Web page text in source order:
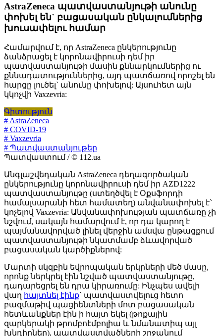
AstraZeneca պատվաստանյութի անունը
փոխել են` բացասական ընկալումներից
խուսափելու համար
Համարվում է, որ AstraZeneca ընկերությունը
ձանձրացել է կորոնավիրուսի դեմ իր
պատվաստանյութի մասին քննարկումներից ու
քննադատություններից, այդ պատճառով որոշել են
հարցը լուծել` անունը փոխելով: Այսուհետ այն
կկոչվի Vaxzevria:
Գիտություն
# AstraZeneca
# COVID-19
# Vaxzevria
# Պատվաստանյութեր
Պատվաստում / © 112.ua
Անգլաշվեդական AstraZeneca դեղագործական
ընկերությունը կորոնավիրուսի դեմ իր AZD1222
պատվաստանյութը (ստեղծվել է Օքսֆորդի
համալսարանի հետ համատեղ) անվանափոխել է`
կոչելով Vaxzevria: Անվանափոխության պատճառը չի
նշվում, սակայն համարվում է, որ դա կարող է
պայմանավորված լինել վերջին ամսվա ընթացքում
պատվաստանյութի նկատմամբ ձևավորված
բացասական կարծիքներով:
Մարտի սկզբին եվրոպական երկրների մեծ մասը,
որոնք ներկրել էին նշված պատվաստանյութը,
դադարեցրել են դրա կիրառումը: Ինչպես ավելի
վաղ հայտնել էինք` պատվաստվելուց հետո
բազմաթիվ պացիենտների մոտ բացասական
հետևանքներ էին ի հայտ եկել (թոքային
զարկերակի թրոմբոէմբոլիա և նմանատիպ այլ
խնդիրներ), պատվաստվածների շրջանում